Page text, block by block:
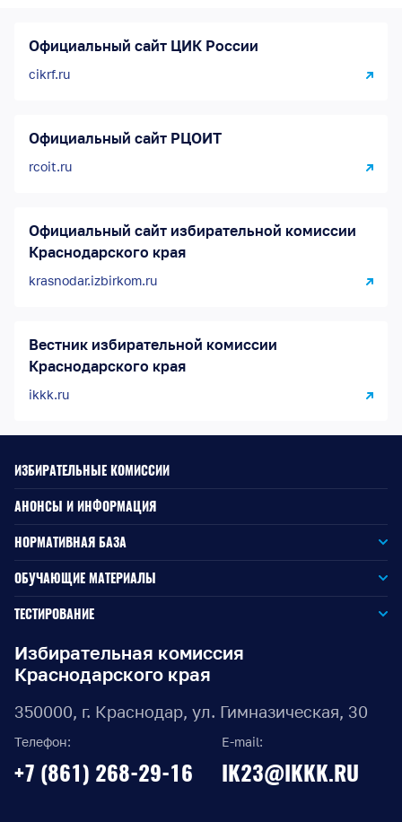
Официальный сайт ЦИК России
cikrf.ru
Официальный сайт РЦОИТ
rcoit.ru
Официальный сайт избирательной комиссии
Краснодарского края
krasnodar.izbirkom.ru
Вестник избирательной комиссии
Краснодарского края
ikkk.ru
Избирательная комиссия
Краснодарского края
350000, г. Краснодар, ул. Гимназическая, 30
Телефон:
+7 (861) 268-29-16
E-mail:
IK23@IKKK.RU
ИЗБИРАТЕЛЬНЫЕ КОМИССИИ
АНОНСЫ И ИНФОРМАЦИЯ
НОРМАТИВНАЯ БАЗА
Законодательство РФ
Законодательство КК
Документы ЦИК России
Документы ИККК
Выборы Губернатора Краснодарского края
Краснодарского края
ОБУЧАЮЩИЕ МАТЕРИАЛЫ
Для окружной избирательной комиссии
Для территориальной избирательной комиссии
Для участковой избирательной комиссии
ТЕСТИРОВАНИЕ
Для членов участковых избирательных комиссий